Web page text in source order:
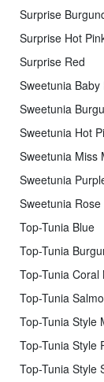
Surprise
Surprise Hot
Surprise Red
Sweetunia Baby
Sweetunia
Sweetunia Hot
Sweetunia Miss
Sweetunia
Sweetunia Rose
Top-Tunia Blue
Top-Tunia
Top-Tunia Coral
Top-Tunia
Top-Tunia Style
Top-Tunia Style
Top-Tunia Style